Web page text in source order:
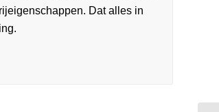
Dat alles in